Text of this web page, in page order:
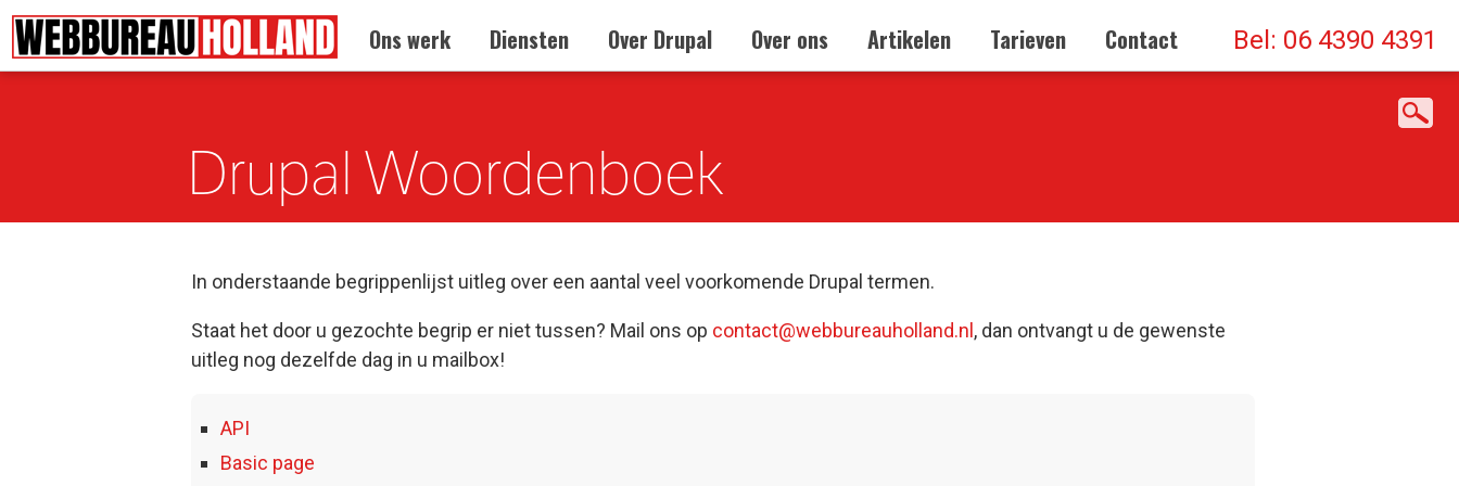
Drupal Woordenboek
Terug naar: Home Ons werk Diensten Over Drupal Over ons Artikelen Tarieven Contact Bel: 06 4390 4391
In onderstaande begrippenlijst uitleg over een aantal veel voorkomende Drupal termen.
Staat het door u gezochte begrip er niet tussen? Mail ons op contact@webbureauholland.nl , dan ontvangt u de gewenste
uitleg nog dezelfde dag in u mailbox!
API
Basic page